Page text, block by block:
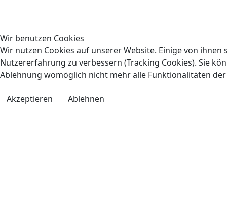
Wir benutzen Cookies
Wir nutzen Cookies auf unserer Website. Einige von
Nutzererfahrung zu verbessern (Tracking Cookies). Sie
Ablehnung womöglich nicht mehr alle Funktionalitäten
Akzeptieren Ablehnen